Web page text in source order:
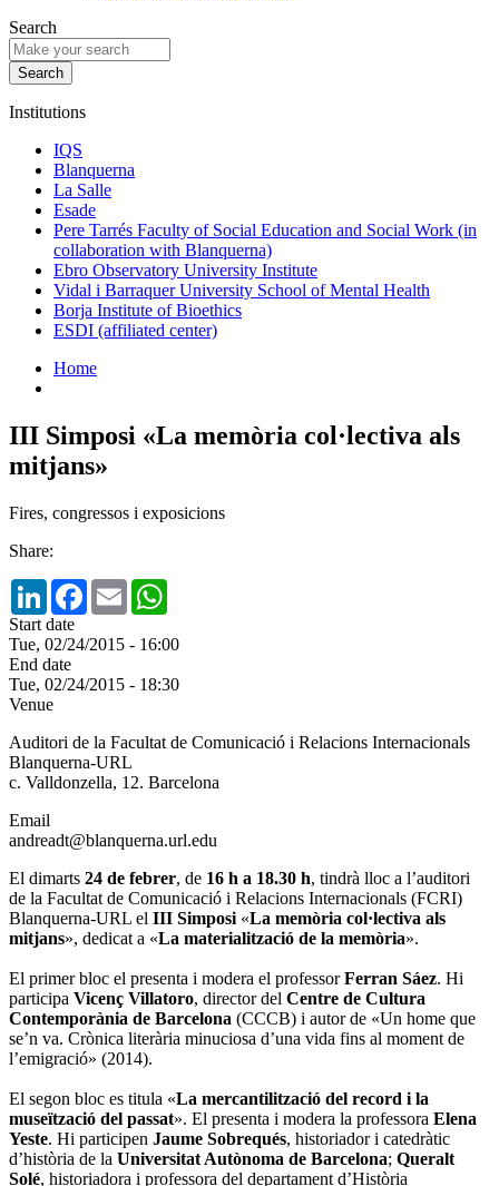
Search
Institutions
IQS
Blanquerna
La Salle
Esade
Pere Tarrés Faculty of Social Education and Social Work (in
collaboration with Blanquerna)
Ebro Observatory University Institute
Vidal i Barraquer University School of Mental Health
Borja Institute of Bioethics
ESDI (affiliated center)
Home
III Simposi «La memòria col·lectiva als
mitjans»
Fires, congressos i exposicions
Share:
LinkedInFacebook
Email
Start date
Tue, 02/24/2015 - 16:00
End date
Tue, 02/24/2015 - 18:30
Venue
Auditori de la Facultat de Comunicació i Relacions Internacionals
Blanquerna-URL
c. Valldonzella, 12. Barcelona
Email
andreadt@blanquerna.url.edu
El dimarts 24 de febrer, de 16 h a 18.30 h, tindrà lloc a l’auditori
de la Facultat de Comunicació i Relacions Internacionals (FCRI)
Blanquerna-URL el III Simposi «La memòria col·lectiva als
mitjans», dedicat a «La materialització de la memòria».
El primer bloc el presenta i modera el professorFerran Sáez. Hi
participa Vicenç Villatoro, director del Centre de Cultura
Contemporània de Barcelona (CCCB) i autor de «Un home que
se’n va. Crònica literària minuciosa d’una vida fins al moment de
l’emigració» (2014).
El segon bloc es titula «La mercantilització del record i la
museïtzació del passat». El presenta i modera la professora Elena
Yeste. Hi participen Jaume Sobrequés, historiador i catedràtic
d’història de la Universitat Autònoma de Barcelona; Queralt
Solé, historiadora i professora del departament d’Història